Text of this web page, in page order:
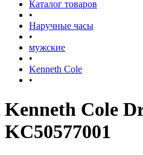
Каталог товаров
•
Наручные часы
•
мужские
•
Kenneth Cole
•
Kenneth Cole
KC50577001